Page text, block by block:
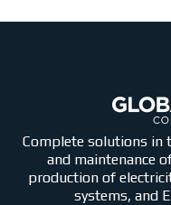
Complete solutions in
and maintenance
production of
systems, and